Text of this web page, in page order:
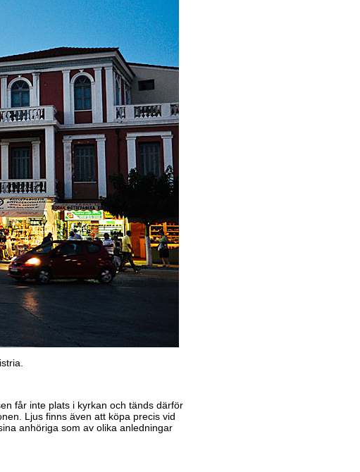
får inte plats i kyrkan och tänds därför
Ljus finns även att köpa precis vid
anhöriga som av olika anledningar